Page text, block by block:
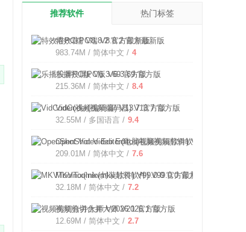
推荐软件 热门标签
特效君PC端 V8.8.2 官方最新版
983.74M / 简体中文 / 4
乐播投屏PC版 V6.3.69 官方版
215.36M / 简体中文 / 8.4
VidCoder(视频编码器) V13.7 官方版
32.55M / 多国语言 / 9.4
OpenShot Video Editor(电脑视频剪辑软件) V3.5.1 官
209.01M / 简体中文 / 7.6
MKVToolnix(mkv封装软件) V99.0.0 官方最新版
32.18M / 简体中文 / 7.2
视频剪切合并大师 V2026.1 官方版
12.69M / 简体中文 / 2.7